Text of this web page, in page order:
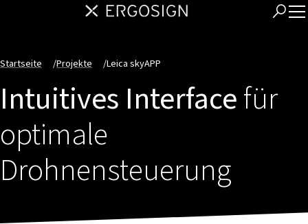
Startseite /Projekte /Leica skyAPP
Intuitives Interfacefür
optimale
Drohnensteuerung